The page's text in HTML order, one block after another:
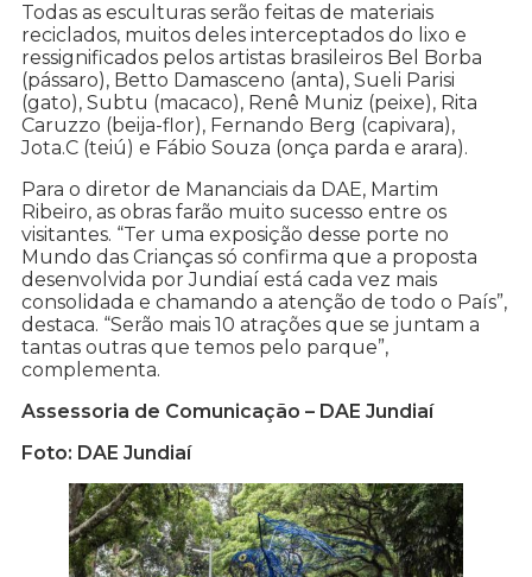
Todas as esculturas serão feitas de materiais
reciclados, muitos deles interceptados do lixo e
ressignificados pelos artistas brasileiros Bel Borba
(pássaro), Betto Damasceno (anta), Sueli Parisi
(gato), Subtu (macaco), Renê Muniz (peixe), Rita
Caruzzo (beija-flor), Fernando Berg (capivara),
Jota.C (teiú) e Fábio Souza (onça parda e arara).
Para o diretor de Mananciais da DAE, Martim
Ribeiro, as obras farão muito sucesso entre os
visitantes. “Ter uma exposição desse porte no
Mundo das Crianças só confirma que a proposta
desenvolvida por Jundiaí está cada vez mais
consolidada e chamando a atenção de todo o País”,
destaca. “Serão mais 10 atrações que se juntam a
tantas outras que temos pelo parque”,
complementa.
Assessoria de Comunicação – DAE Jundiaí
Foto: DAE Jundiaí